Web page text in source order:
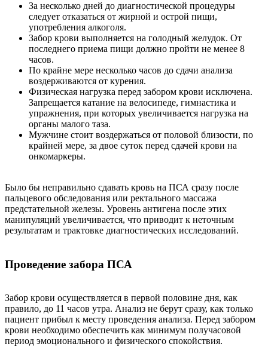
За несколько дней до диагностической процедуры
следует отказаться от жирной и острой пищи,
употребления алкоголя.
Забор крови выполняется на голодный желудок. От
последнего приема пищи должно пройти не менее 8
часов.
По крайне мере несколько часов до сдачи анализа
воздерживаются от курения.
Физическая нагрузка перед забором крови исключена.
Запрещается катание на велосипеде, гимнастика и
упражнения, при которых увеличивается нагрузка на
органы малого таза.
Мужчине стоит воздержаться от половой близости, по
крайней мере, за двое суток перед сдачей крови на
онкомаркеры.
Было бы неправильно сдавать кровь на ПСА сразу после
пальцевого обследования или ректального массажа
предстательной железы. Уровень антигена после этих
манипуляций увеличивается, что приводит к неточным
результатам и трактовке диагностических исследований.
Проведение забора ПСА
Забор крови осуществляется в первой половине дня, как
правило, до 11 часов утра. Анализ не берут сразу, как только
пациент прибыл к месту проведения анализа. Перед забором
крови необходимо обеспечить как минимум получасовой
период эмоционального и физического спокойствия.